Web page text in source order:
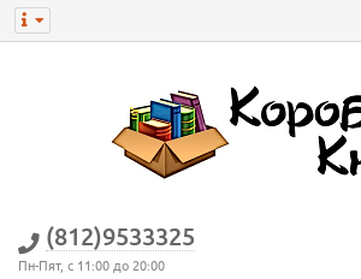
(812)9533325
Пн-Пят, с 11:00 до 20:00